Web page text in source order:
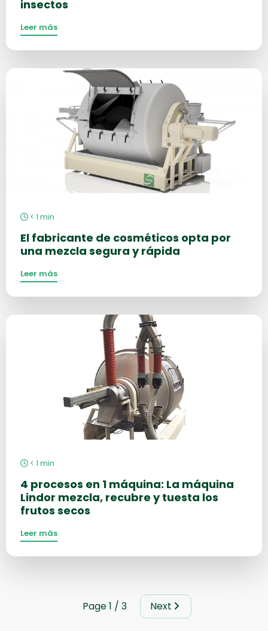
insectos
Leer más
El fabricante de cosméticos opta por
una mezcla segura y rápida
< 1 min
Leer más
4 procesos en 1 máquina: La máquina
Lindor mezcla, recubre y tuesta los
frutos secos
< 1 min
Leer más
Page 1 / 3 Next